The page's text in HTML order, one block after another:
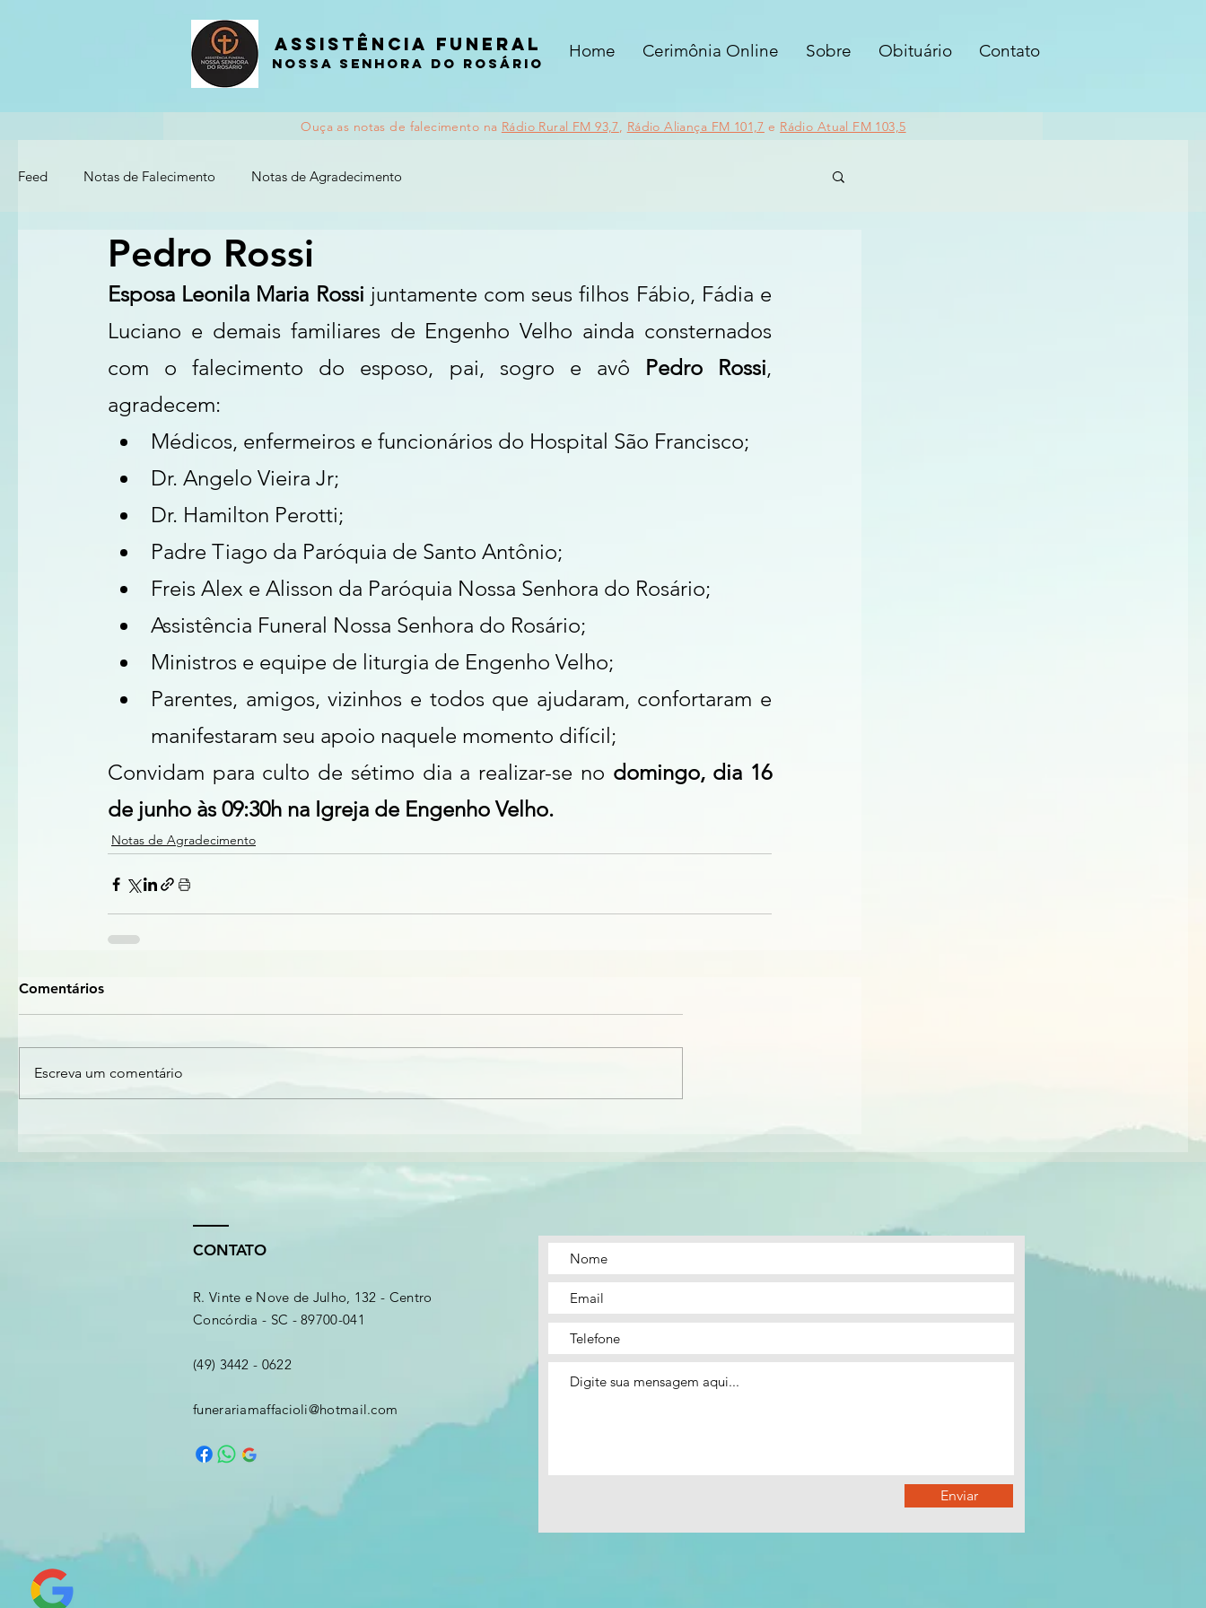
Assistência funeral
nossa senhora do rosário
Home Cerimônia Online Sobre Obituário Contato
Ouça as notas de falecimento na Rádio Rural FM 93,7, Rádio Aliança FM 101,7 e Rádio Atual FM 103,5
Feed Notas de Falecimento Notas de Agradecimento
Pedro Rossi
Esposa Leonila Maria Rossi juntamente com seus filhos Fábio, Fádia e
Luciano e demais familiares de Engenho Velho ainda consternados
com o falecimento do esposo, pai, sogro e avô Pedro Rossi,
agradecem:
Médicos, enfermeiros e funcionários do Hospital São Francisco;
Dr. Angelo Vieira Jr;
Dr. Hamilton Perotti;
Padre Tiago da Paróquia de Santo Antônio;
Freis Alex e Alisson da Paróquia Nossa Senhora do Rosário;
Assistência Funeral Nossa Senhora do Rosário;
Ministros e equipe de liturgia de Engenho Velho;
Parentes, amigos, vizinhos e todos que ajudaram, confortaram e
manifestaram seu apoio naquele momento difícil;
Convidam para culto de sétimo dia a realizar-se no domingo, dia 16
de junho às 09:30h na Igreja de Engenho Velho.
Notas de Agradecimento
Comentários
Escreva um comentário
CONTATO
R. Vinte e Nove de Julho, 132 - Centro
Concórdia - SC - 89700-041
(49) 3442 - 0622
funerariamaffacioli@hotmail.com
Enviar